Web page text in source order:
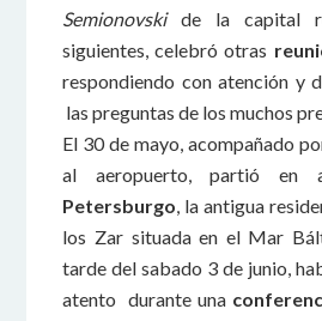
Semionovskide la capital
siguientes, celebró otras
respondiendo con atención y
las preguntas de los muchos
El 30 de mayo, acompañado
al aeropuerto, partió en
Petersburgo, la antigua
los Zar situada en el Mar
tarde del sabado 3 de junio,
atento durante una